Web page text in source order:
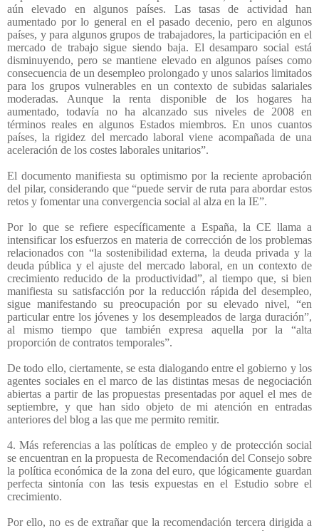
aún elevado en algunos países. Las tasas de actividad han
aumentado por lo general en el pasado decenio, pero en algunos
países, y para algunos grupos de trabajadores, la participación en el
mercado de trabajo sigue siendo baja. El desamparo social está
disminuyendo, pero se mantiene elevado en algunos países como
consecuencia de un desempleo prolongado y unos salarios limitados
para los grupos vulnerables en un contexto de subidas salariales
moderadas. Aunque la renta disponible de los hogares ha
aumentado, todavía no ha alcanzado sus niveles de 2008 en
términos reales en algunos Estados miembros. En unos cuantos
países, la rigidez del mercado laboral viene acompañada de una
aceleración de los costes laborales unitarios”.
El documento manifiesta su optimismo por la reciente aprobación
del pilar, considerando que “puede servir de ruta para abordar estos
retos y fomentar una convergencia social al alza en la IE”.
Por lo que se refiere específicamente a España, la CE llama a
intensificar los esfuerzos en materia de corrección de los problemas
relacionados con “la sostenibilidad externa, la deuda privada y la
deuda pública y el ajuste del mercado laboral, en un contexto de
crecimiento reducido de la productividad”, al tiempo que, si bien
manifiesta su satisfacción por la reducción rápida del desempleo,
sigue manifestando su preocupación por su elevado nivel, “en
particular entre los jóvenes y los desempleados de larga duración”,
al mismo tiempo que también expresa aquella por la “alta
proporción de contratos temporales”.
De todo ello, ciertamente, se esta dialogando entre el gobierno y los
agentes sociales en el marco de las distintas mesas de negociación
abiertas a partir de las propuestas presentadas por aquel el mes de
septiembre, y que han sido objeto de mi atención en entradas
anteriores del blog a las que me permito remitir.
4. Más referencias a las políticas de empleo y de protección social
se encuentran en la propuesta de Recomendación del Consejo sobre
la política económica de la zona del euro, que lógicamente guardan
perfecta sintonía con las tesis expuestas en el Estudio sobre el
crecimiento.
Por ello, no es de extrañar que la recomendación tercera dirigida a